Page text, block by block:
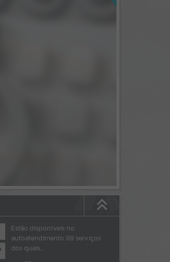
Estão disponíveis no
autoatendimento 88 serviços
dos quais...